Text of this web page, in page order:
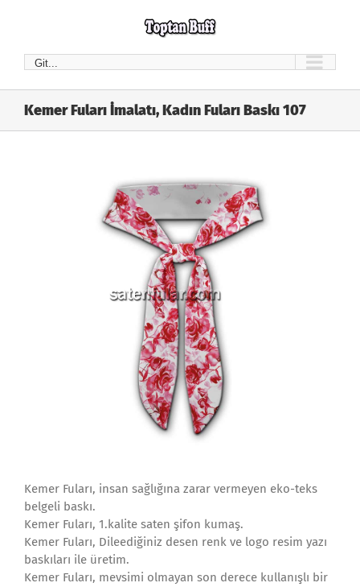
Git...
Kemer Fuları İmalatı, Kadın Fuları Baskı 107
Kemer Fuları, insan sağlığına zarar vermeyen eko-teks
belgeli baskı.
Kemer Fuları, 1.kalite saten şifon kumaş.
Kemer Fuları, Dileediğiniz desen renk ve logo resim yazı
baskıları ile üretim.
Kemer Fuları, mevsimi olmayan son derece kullanışlı bir